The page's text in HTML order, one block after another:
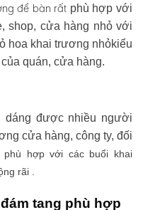
để bàn rất phù hợp với
shop, cửa hàng nhỏ với
hoa khai trương nhỏkiểu
quán, cửa hàng.
dáng được nhiều người
cửa hàng, công ty, đối
phù hợp với các buổi khai
rãi .
tang phù hợp